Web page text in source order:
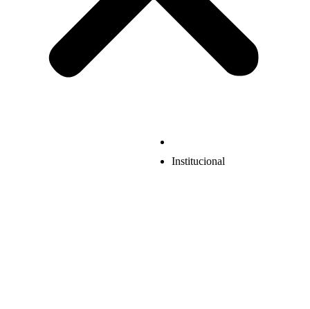
Institucional